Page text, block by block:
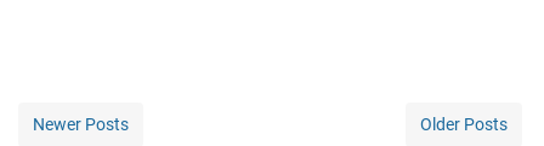
Newer Posts Older Posts